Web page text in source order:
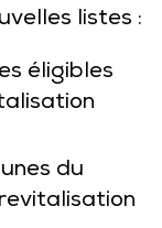
listes :
éligibles
du